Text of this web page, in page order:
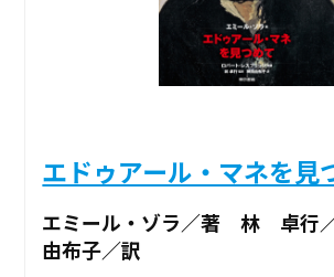
エドゥアール・マネを見
エミール・ゾラ／著 林 卓行
由布子／訳